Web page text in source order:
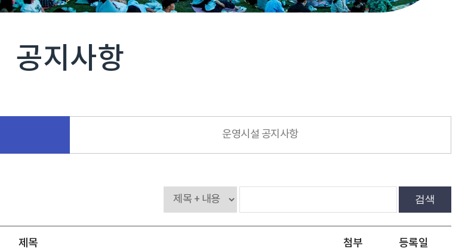
공지사항
운영시설 공지사항
검색
제목 첨부 등록일